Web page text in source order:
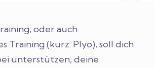
oder auch
Training (kurz: Plyo), soll dich
unterstützen, deine